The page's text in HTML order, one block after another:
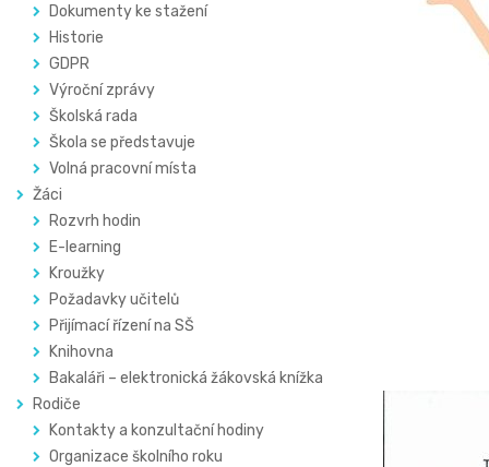
Dokumenty ke stažení
Historie
GDPR
Výroční zprávy
Školská rada
Škola se představuje
Volná pracovní místa
Žáci
Rozvrh hodin
E-learning
Kroužky
Požadavky učitelů
Přijímací řízení na SŠ
Knihovna
Bakaláři – elektronická žákovská knížka
Rodiče
Kontakty a konzultační hodiny
Organizace školního roku